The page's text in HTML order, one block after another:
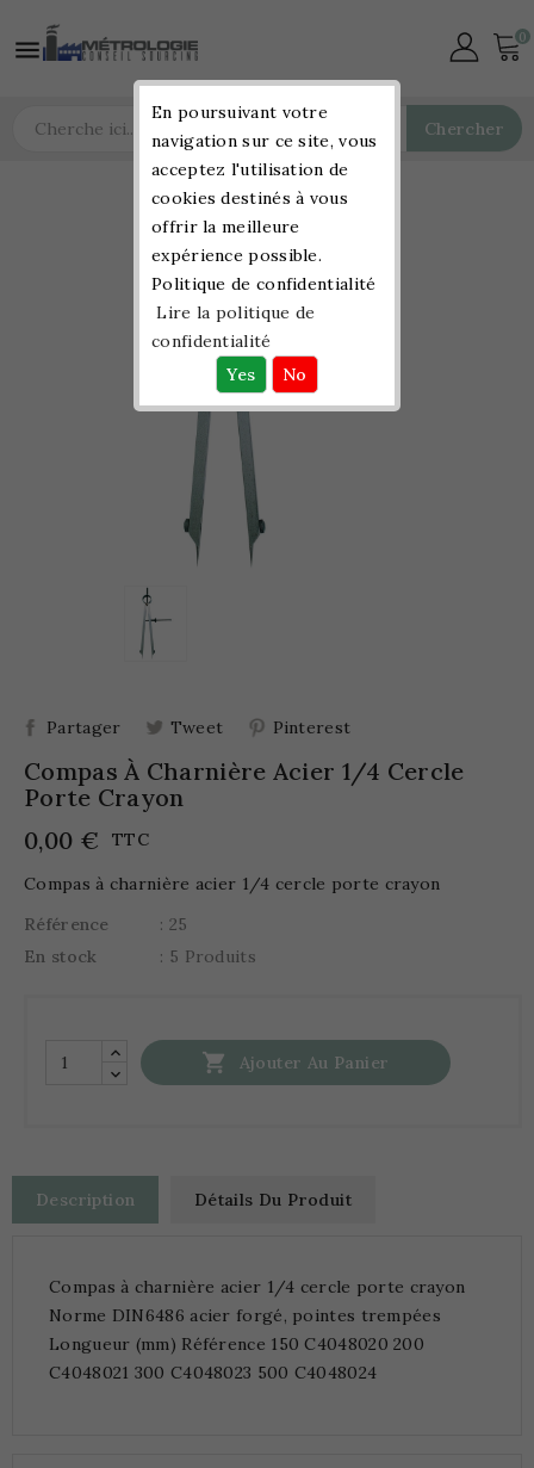
 0
Chercher
Partager Tweet Pinterest
Compas À Charnière Acier 1/4 Cercle
Porte Crayon
0,00 €
TTC
Compas à charnière acier 1/4 cercle porte crayon
Référence
: 25
En stock
: 5 Produits
 Ajouter Au Panier
Description Détails Du Produit
Compas à charnière acier 1/4 cercle porte crayon
Norme DIN6486 acier forgé, pointes trempées
Longueur (mm) Référence 150 C4048020 200
C4048021 300 C4048023 500 C4048024
En poursuivant votre
navigation sur ce site, vous
acceptez l'utilisation de
cookies destinés à vous
offrir la meilleure
expérience possible.
Politique de confidentialité
Lire la politique de
confidentialité